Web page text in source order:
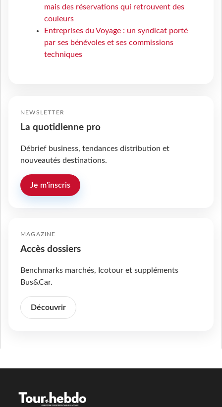
mais des réservations qui retrouvent des
couleurs
Entreprises du Voyage : un syndicat porté
par ses bénévoles et ses commissions
techniques
NEWSLETTER
La quotidienne pro
Débrief business, tendances distribution et
nouveautés destinations.
Je m'inscris
MAGAZINE
Accès dossiers
Benchmarks marchés, Icotour et suppléments
Bus&Car.
Découvrir